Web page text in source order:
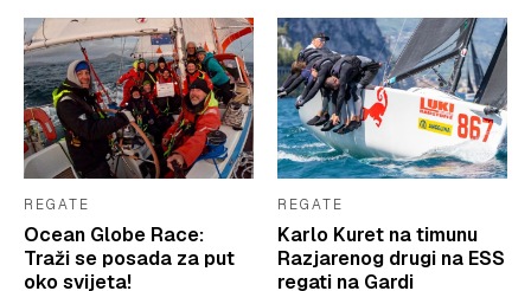
REGATE
Ocean Globe Race:
Traži se posada za put
oko svijeta!
REGATE
Karlo Kuret na timunu
Razjarenog drugi na ESS
regati na Gardi